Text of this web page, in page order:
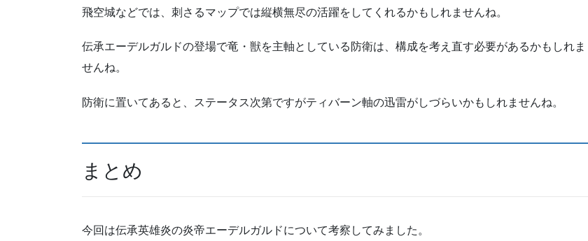
飛空城などでは、刺さるマップでは縦横無尽の活躍をしてくれるかもしれませんね。
伝承エーデルガルドの登場で竜・獣を主軸としている防衛は、構成を考え直す必要があるかもしれま
せんね。
防衛に置いてあると、ステータス次第ですがティバーン軸の迅雷がしづらいかもしれませんね。
まとめ
今回は伝承英雄炎の炎帝エーデルガルドについて考察してみました。